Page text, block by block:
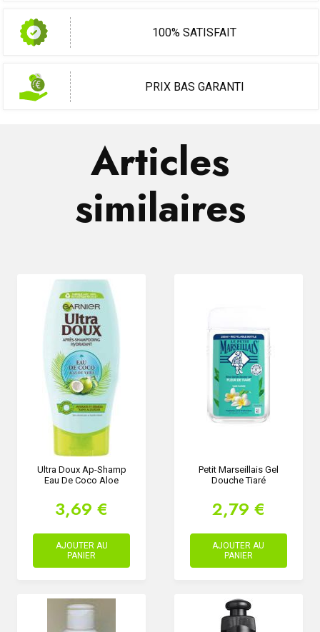
100% SATISFAIT
PRIX BAS GARANTI
Articles
similaires
Ultra Doux Ap-Shamp
Eau De Coco Aloe
3,69 €
AJOUTER AU
PANIER
Petit Marseillais Gel
Douche Tiaré
2,79 €
AJOUTER AU
PANIER